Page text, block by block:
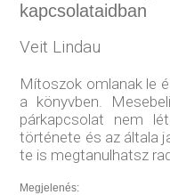
kapcsolataidban
Veit Lindau
Mítoszok omlanak le
a könyvben.
párkapcsolat nem
története és az általa
te is megtanulhatsz
Megjelenés: